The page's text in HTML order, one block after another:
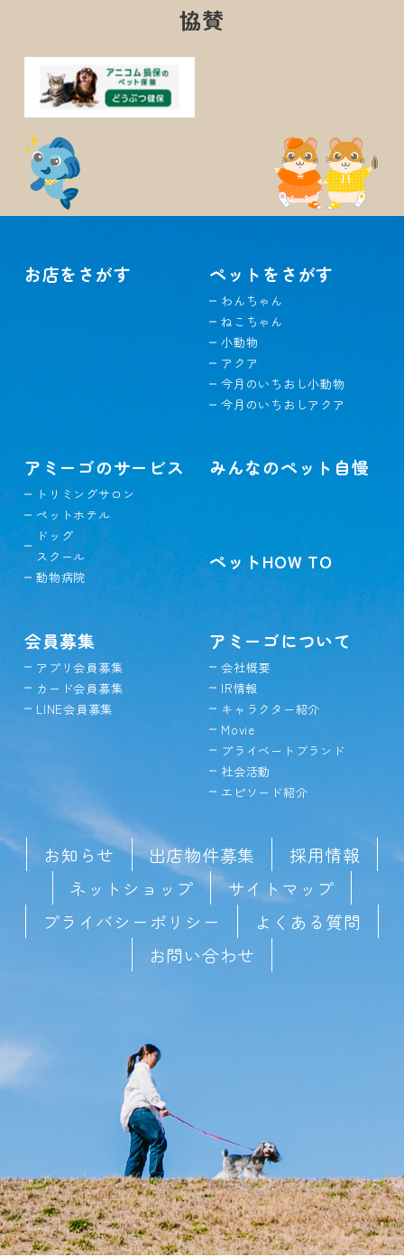
協賛
お店をさがす ペットをさがす
わんちゃん
ねこちゃん
小動物
アクア
今月のいちおし小動物
今月のいちおしアクア
アミーゴのサービス
トリミングサロン
ペットホテル
ドッグ
スクール
動物病院
みんなのペット自慢
ペットHOW TO
会員募集
アプリ会員募集
カード会員募集
LINE会員募集
アミーゴについて
会社概要
IR情報
キャラクター紹介
Movie
プライベートブランド
社会活動
エピソード紹介
お知らせ 出店物件募集
採用情報
ネットショップ
サイトマップ
プライバシーポリシー
よくある質問
お問い合わせ